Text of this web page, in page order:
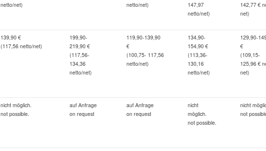
netto/net)
netto/net)
147,97
netto/net)
142,77 €
net)
139,90 €
(117,56 netto/net)
199,90-
219,90 €
(117,56-
134,36
netto/net)
119,90-139,90
€
(100,75- 117,56
netto/net)
134,90-
154,90 €
(113,36-
130,16
netto/net)
129,90-
€
(109,15-
125,96 €
net)
nicht möglich.
not possible.
auf Anfrage
on request
auf Anfrage
on request
nicht
möglich.
not possible.
nicht
not